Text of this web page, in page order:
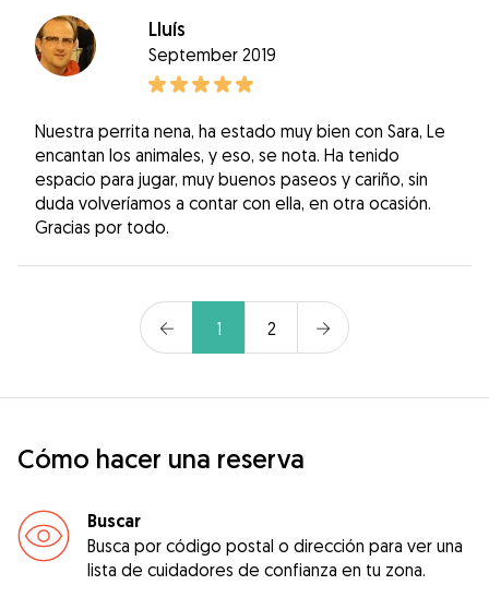
Lluís
September 2019
Nuestra perrita nena, ha estado muy bien con Sara, Le
encantan los animales, y eso, se nota. Ha tenido
espacio para jugar, muy buenos paseos y cariño, sin
duda volveríamos a contar con ella, en otra ocasión.
Gracias por todo.
1 2
Cómo hacer una reserva
Buscar
Busca por código postal o dirección para ver una
lista de cuidadores de confianza en tu zona.